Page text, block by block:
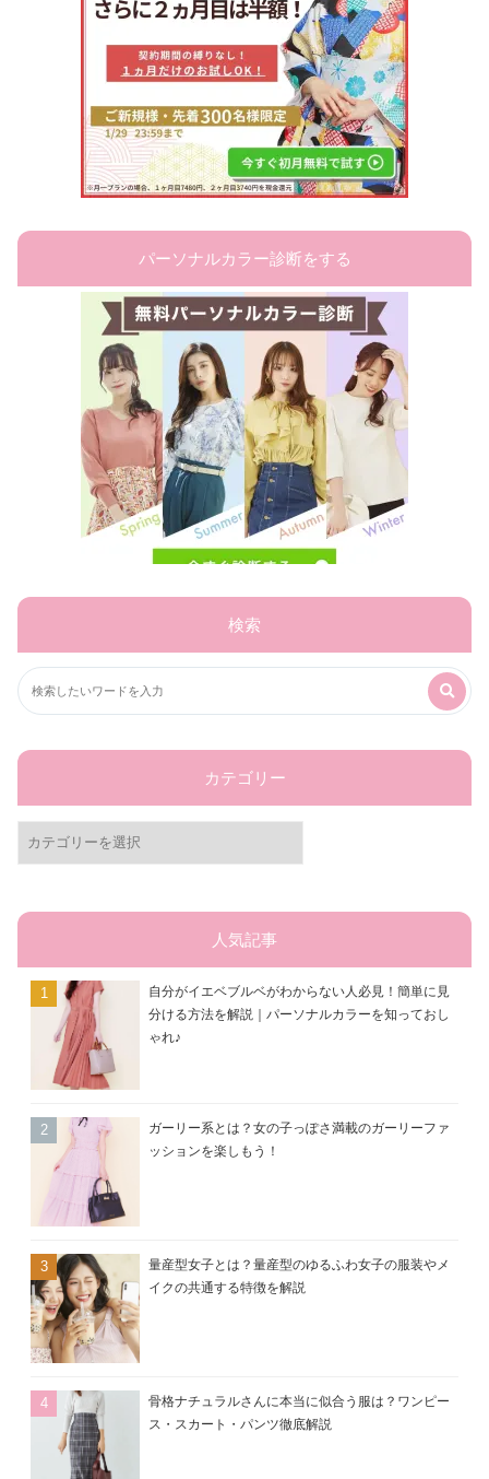
パーソナルカラー診断をする
検索
カテゴリー
カ
テ
リ
人気記事
自分がイエベブルベがわからない人必見！簡単に見
分ける方法を解説｜パーソナルカラーを知っておし
ゃれ♪
ガーリー系とは？女の子っぽさ満載のガーリーファ
ッションを楽しもう！
量産型女子とは？量産型のゆるふわ女子の服装やメ
イクの共通する特徴を解説
骨格ナチュラルさんに本当に似合う服は？ワンピー
ス・スカート・パンツ徹底解説